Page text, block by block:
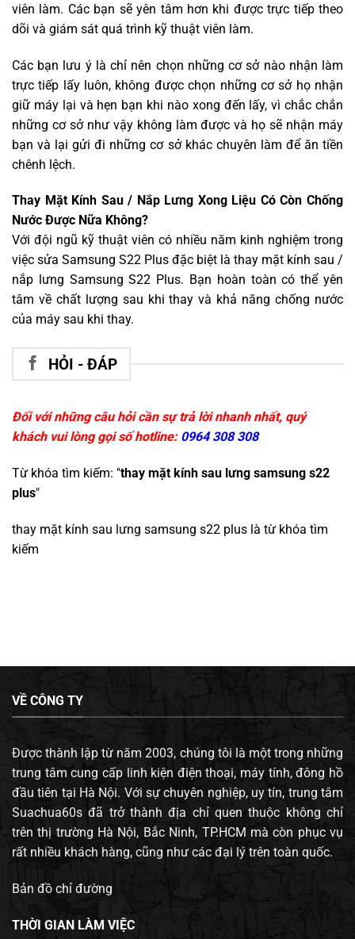
viên làm. Các bạn sẽ yên tâm hơn khi được trực tiếp theo
dõi và giám sát quá trình kỹ thuật viên làm.
Các bạn lưu ý là chỉ nên chọn những cơ sở nào nhận làm
trực tiếp lấy luôn, không được chọn những cơ sở họ nhận
giữ máy lại và hẹn bạn khi nào xong đến lấy, vì chắc chắn
những cơ sở như vậy không làm được và họ sẽ nhận máy
bạn và lại gửi đi những cơ sở khác chuyên làm để ăn tiền
chênh lệch.
Thay Mặt Kính Sau / Nắp Lưng Xong Liệu Có Còn Chống
Nước Được Nữa Không?
Với đội ngũ kỹ thuật viên có nhiều năm kinh nghiệm trong
việc sửa Samsung S22 Plus đặc biệt là thay mặt kính sau /
nắp lưng Samsung S22 Plus. Bạn hoàn toàn có thể yên
tâm về chất lượng sau khi thay và khả năng chống nước
của máy sau khi thay.
HỎI - ĐÁP
Đối với những câu hỏi cần sự trả lời nhanh nhất, quý
khách vui lòng gọi số hotline: 0964 308 308
Từ khóa tìm kiếm: "thay mặt kính sau lưng samsung s22
plus"
thay mặt kính sau lưng samsung s22 plus là từ khóa tìm
kiếm
VỀ CÔNG TY
Được thành lập từ năm 2003, chúng tôi là một trong những
trung tâm cung cấp linh kiện điện thoại, máy tính, đông hồ
đầu tiên tại Hà Nội. Với sự chuyên nghiệp, uy tín, trung tâm
Suachua60s đã trở thành địa chỉ quen thuộc không chỉ
trên thị trường Hà Nội, Bắc Ninh, TP.HCM mà còn phục vụ
rất nhiều khách hàng, cũng như các đại lý trên toàn quốc.
Bản đồ chỉ đường
THỜI GIAN LÀM VIỆC